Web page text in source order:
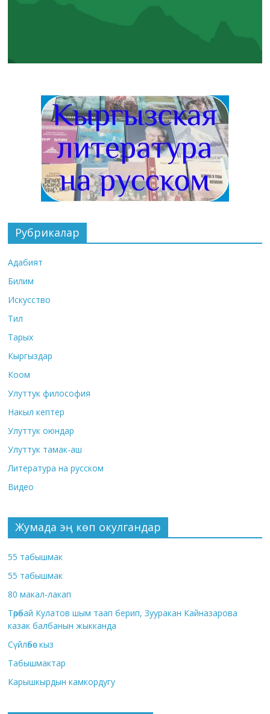
Рубрикалар
Адабият
Билим
Искусство
Тил
Тарых
Кыргыздар
Коом
Улуттук философия
Накыл кептер
Улуттук оюндар
Улуттук тамак-аш
Литература на русском
Видео
Жумада эң көп окулгандар
55 табышмак
55 табышмак
80 макал-лакап
Төрөбай Кулатов шым таап берип, Зууракан Кайназарова
казак балбанын жыкканда
Сүйлөбөс кыз
Табышмактар
Карышкырдын камкордугу